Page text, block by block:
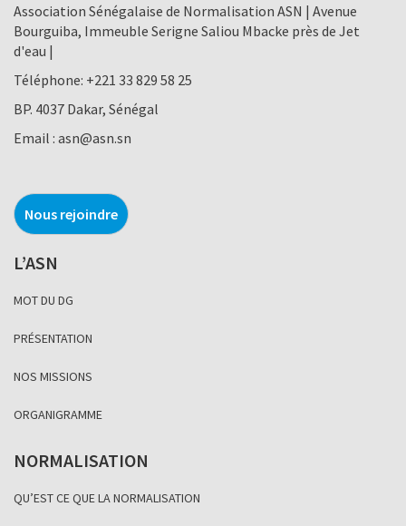
Association Sénégalaise de Normalisation ASN | Avenue
Bourguiba, Immeuble Serigne Saliou Mbacke près de Jet
d'eau |
Téléphone: +221 33 829 58 25
BP. 4037 Dakar, Sénégal
Email : asn@asn.sn
Nous rejoindre
L’ASN
MOT DU DG
PRÉSENTATION
NOS MISSIONS
ORGANIGRAMME
NORMALISATION
QU’EST CE QUE LA NORMALISATION